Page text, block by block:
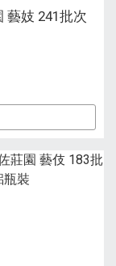
藝妓 241批次